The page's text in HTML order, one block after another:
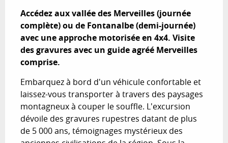
Accédez aux vallée des Merveilles (journée
complète) ou de Fontanalbe (demi-journée)
avec une approche motorisée en 4x4. Visite
des gravures avec un guide agréé Merveilles
comprise.
Embarquez à bord d'un véhicule confortable et
laissez-vous transporter à travers des paysages
montagneux à couper le souffle. L'excursion
dévoile des gravures rupestres datant de plus
de 5 000 ans, témoignages mystérieux des